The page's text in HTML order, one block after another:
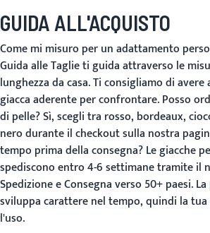
GUIDA ALL'ACQUISTO
Come mi misuro per un adattamento
Guida alle Taglieti guida attraverso le
lunghezza da casa. Ti consigliamo di
giacca aderente per confrontare.Posso
di pelle?Sì, scegli tra rosso, bordeaux,
nero durante il checkout sulla nostra
tempo prima della consegna?Le giacche
spediscono entro 4-6 settimane tramite il
Spedizione e Consegnaverso 50+ paesi.
sviluppa carattere nel tempo, quindi la
l'uso.